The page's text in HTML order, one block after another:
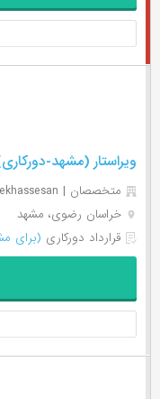
ویراستار (مشهد-
متخصصان | Motekhassesan
خراسان رضوی، مشهد
قرارداد دورکاری (برای